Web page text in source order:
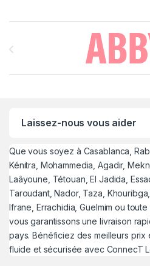
Brands Carousel
Laissez-nous vous aider
Que vous soyez à Casablanca,
Kénitra, Mohammedia, Agadir,
Laâyoune, Tétouan, El Jadida,
Taroudant, Nador, Taza,
Ifrane, Errachidia, Guelmim ou
vous garantissons une livraison
pays. Bénéficiez des meilleurs prix
fluide et sécurisée avec ConnecT